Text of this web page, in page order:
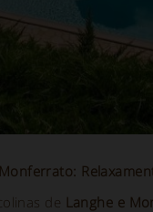
de Langhe e